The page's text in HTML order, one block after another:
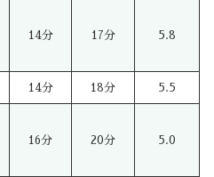
14分 17分 5.8
14分 18分 5.5
16分 20分 5.0